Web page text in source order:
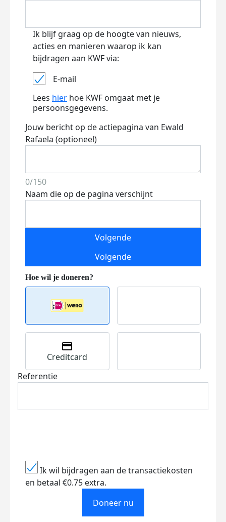
Ik blijf graag op de hoogte van nieuws,
acties en manieren waarop ik kan
bijdragen aan KWF via:
E-mail
Lees hier hoe KWF omgaat met je
persoonsgegevens.
Jouw bericht op de actiepagina van Ewald
Rafaela (optioneel)
0/150
Naam die op de pagina verschijnt
Volgende
Volgende
Creditcard
Referentie
Ik wil bijdragen aan de transactiekosten
en betaal €0.75 extra.
Doneer nu